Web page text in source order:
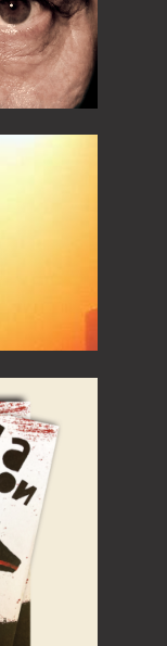
SLIP